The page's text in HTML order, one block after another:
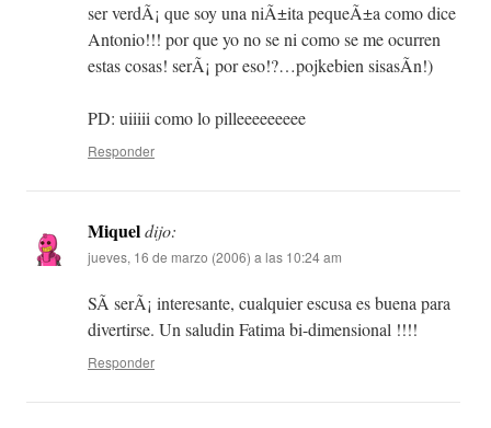
ser verdÃ¡ que soy una niÃ±ita pequeÃ±a como dice
Antonio!!! por que yo no se ni como se me ocurren
estas cosas! serÃ¡ por eso!?…pojkebien sisasÃ­n!)
PD: uiiiii como lo pilleeeeeeeee
Responder
Miqueldijo:
jueves, 16 de marzo (2006) a las 10:24 am
SÃ­ serÃ¡ interesante, cualquier escusa es buena para
divertirse. Un saludin Fatima bi-dimensional !!!!
Responder